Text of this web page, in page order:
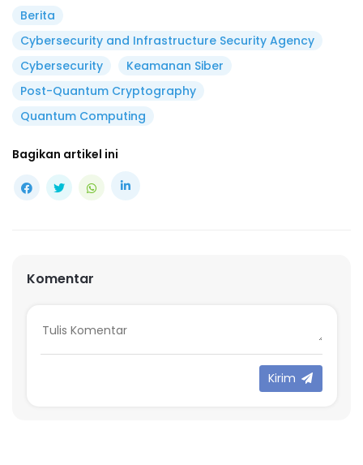
Berita
Cybersecurity and Infrastructure Security Agency
Cybersecurity
Keamanan Siber
Post-Quantum Cryptography
Quantum Computing
Bagikan artikel ini
Komentar
Kirim